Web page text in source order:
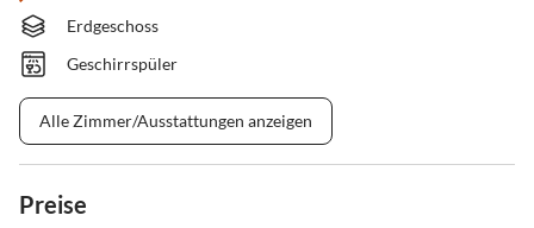
Erdgeschoss
Geschirrspüler
Alle Zimmer/Ausstattungen anzeigen
Preise